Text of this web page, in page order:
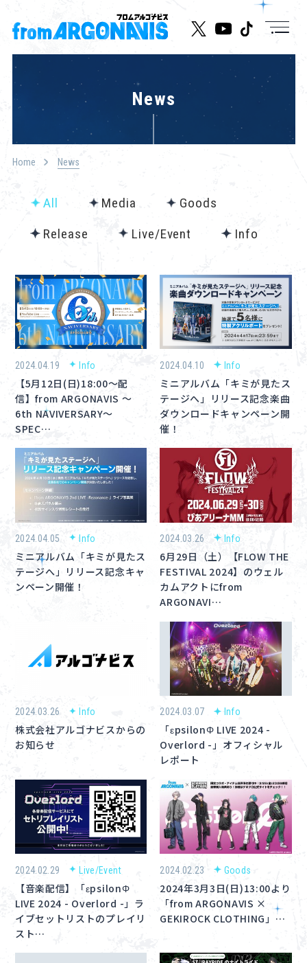
Live/Event
Character
Music
Goods
About
Chronicle
Special
コンテンツ利用ガイドライン
お問い合わせ
News
Home News
All Media
Goods
Release
Live/Event Info
2024.04.19 Info
【5月12日(日)18:00～配
信】from ARGONAVIS ～
6th NAVIVERSARY～
SPEC…
2024.04.10 Info
ミニアルバム「キミが見たス
テージへ」リリース記念楽曲
ダウンロードキャンペーン開
催！
2024.04.05 Info
ミニアルバム「キミが見たス
テージへ」リリース記念キャ
ンペーン開催！
2024.03.26 Info
6月29日（土）【FLOW THE
FESTIVAL 2024】のウェル
カムアクトにfrom
ARGONAVI…
2024.03.26 Info
株式会社アルゴナビスからの
お知らせ
2024.03.07 Info
「εpsilonΦ LIVE 2024 -
Overlord -」オフィシャル
レポート
2024.02.29 Live/Event
【音楽配信】「εpsilonΦ
LIVE 2024 - Overlord -」ラ
イブセットリストのプレイリ
スト…
2024.02.23 Goods
2024年3月3日(日)13:00より
「from ARGONAVIS ×
GEKIROCK CLOTHING」…